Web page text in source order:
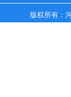
版权所有：